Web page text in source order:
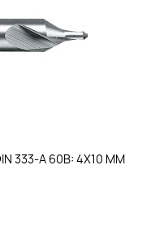
333-A 60B: 4X10 MM